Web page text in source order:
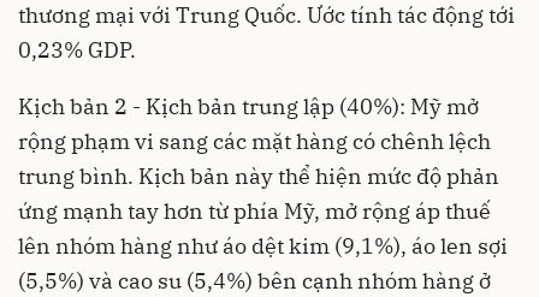
thương mại với Trung Quốc. Ước tính tác động tới
0,23% GDP.
Kịch bản 2 - Kịch bản trung lập (40%): Mỹ mở
rộng phạm vi sang các mặt hàng có chênh lệch
trung bình. Kịch bản này thể hiện mức độ phản
ứng mạnh tay hơn từ phía Mỹ, mở rộng áp thuế
lên nhóm hàng như áo dệt kim (9,1%), áo len sợi
(5,5%) và cao su (5,4%) bên cạnh nhóm hàng ở